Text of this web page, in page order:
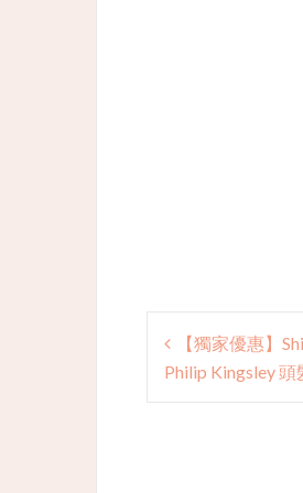
Post
navigation
【獨家優惠】
Philip Kingsley